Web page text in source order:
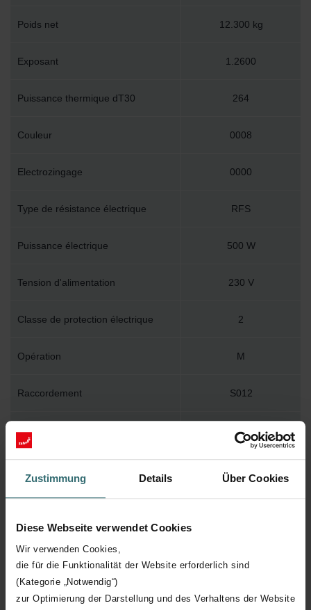
Zustimmung Details Über Cookies
Diese Webseite verwendet Cookies
Wir verwenden Cookies,
die für die Funktionalität der Website erforderlich sind
(Kategorie „Notwendig“)
zur Optimierung der Darstellung und des Verhaltens der Website
Poids net 12.300 kg
Exposant 1.2600
Puissance thermique dT30 264
Couleur 0008
Electrozingage 0000
Type de résistance électrique RFS
Puissance électrique 500 W
Tension d'alimentation 230 V
Classe de protection électrique 2
Opération M
Raccordement S012
Diamètre de purge 1/2"
Pression de service maximum